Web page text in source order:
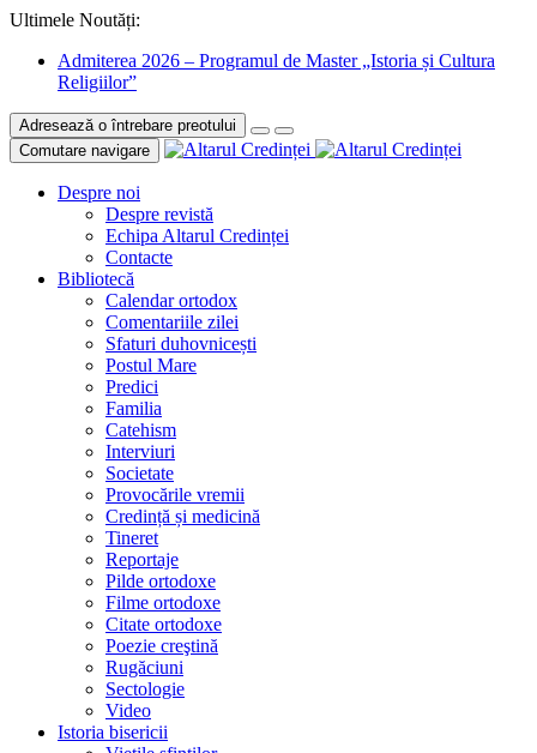
Ultimele Noutăți:
Admiterea 2026 – Programul de Master „Istoria și Cultura
Religiilor”
Adresează o întrebare preotului
Comutare navigare
Despre noi
Despre revistă
Echipa Altarul Credinței
Contacte
Bibliotecă
Calendar ortodox
Comentariile zilei
Sfaturi duhovnicești
Postul Mare
Predici
Familia
Catehism
Interviuri
Societate
Provocările vremii
Credință și medicină
Tineret
Reportaje
Pilde ortodoxe
Filme ortodoxe
Citate ortodoxe
Poezie creştină
Rugăciuni
Sectologie
Video
Istoria bisericii